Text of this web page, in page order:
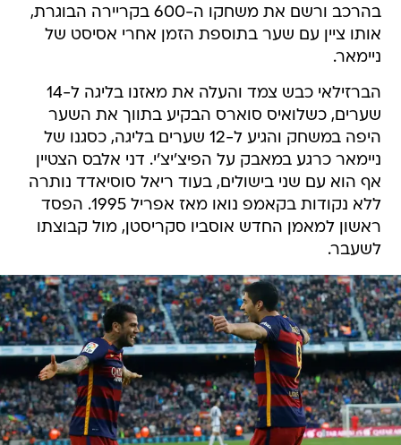
בהרכב ורשם את משחקו ה-600 בקריירה הבוגרת,
אותו ציין עם שער בתוספת הזמן אחרי אסיסט של
ניימאר.
הברזילאי כבש צמד והעלה את מאזנו בליגה ל-14
שערים, כשלואיס סוארס הבקיע בתווך את השער
היפה במשחק והגיע ל-12 שערים בליגה, כסגנו של
ניימאר כרגע במאבק על הפיצ'יצ'י. דני אלבס הצטיין
אף הוא עם שני בישולים, בעוד ריאל סוסיאדד נותרה
ללא נקודות בקאמפ נואו מאז אפריל 1995. הפסד
ראשון למאמן החדש אוסביו סקריסטן, מול קבוצתו
לשעבר.